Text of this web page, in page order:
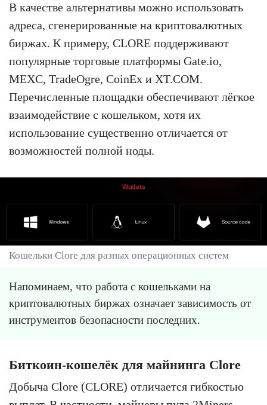
В качестве альтернативы можно использовать
адреса, сгенерированные на криптовалютных
биржах. К примеру, CLORE поддерживают
популярные торговые платформы Gate.io,
MEXC, TradeOgre, CoinEx и XT.COM.
Перечисленные площадки обеспечивают лёгкое
взаимодействие с кошельком, хотя их
использование существенно отличается от
возможностей полной ноды.
Кошельки Clore для разных операционных систем
Напоминаем, что работа с кошельками на
криптовалютных биржах означает зависимость от
инструментов безопасности последних.
Биткоин-кошелёк для майнинга Clore
Добыча Clore (CLORE) отличается гибкостью